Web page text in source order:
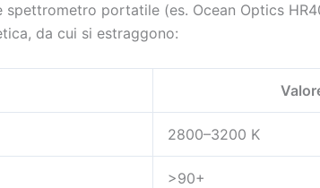
portatile (es. Ocean Optics
da cui si estraggono:
2800–3200 K
>90+